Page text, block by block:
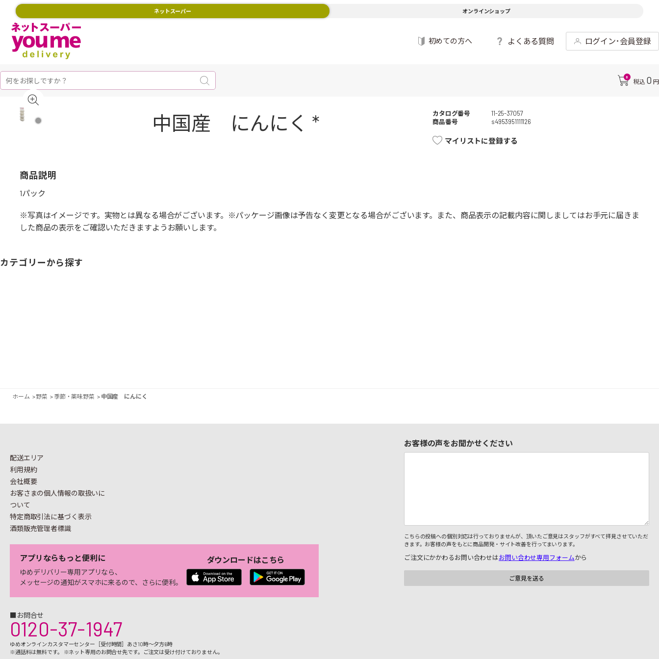
ネットスーパー オンラインショップ
初めての方へ よくある質問 ログイン･会員登録
0
税込 0 円
中国産 にんにく * カタログ番号
11-25-37057
商品番号
s4953951111126
マイリストに登録する
商品説明
1パック
※写真はイメージです。実物とは異なる場合がございます。※パッケージ画像は予告なく変更となる場合がございます。また、商品表示の記載内容に関しましてはお手元に届きま
した商品の表示をご確認いただきますようお願いします。
カテゴリーから探す
ホーム >野菜 > 季節・薬味野菜 > 中国産 にんにく
配送エリア
利用規約
会社概要
お客さまの個人情報の取扱いに
ついて
特定商取引法に基づく表示
酒類販売管理者標識
アプリならもっと便利に
ゆめデリバリー専用アプリなら、
メッセージの通知がスマホに来るので、さらに便利。
ダウンロードはこちら
■お問合せ
0120-37-1947
ゆめオンラインカスタマーセンター［受付時間］あさ10時～夕方6時
※通話料は無料です。 ※ネット専用のお問合せ先です。ご注文は受け付けておりません。
お客様の声をお聞かせください
こちらの投稿への個別対応は行っておりませんが、頂いたご意見はスタッフがすべて拝見させていただ
きます。お客様の声をもとに商品開発・サイト改善を行ってまいります。
ご注文にかかわるお問い合わせはお問い合わせ専用フォームから